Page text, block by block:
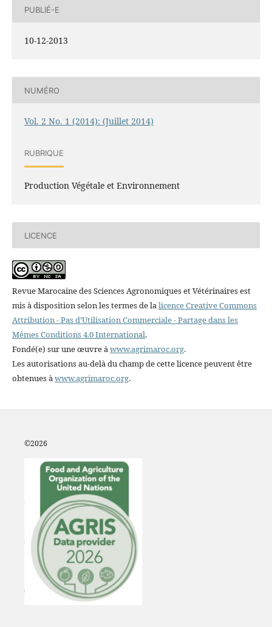
PUBLIÉ-E
10-12-2013
NUMÉRO
Vol. 2 No. 1 (2014): (Juillet 2014)
RUBRIQUE
Production Végétale et Environnement
LICENCE
Revue Marocaine des Sciences Agronomiques et Vétérinaires est
mis à disposition selon les termes de lalicence Creative Commons
Attribution - Pas d’Utilisation Commerciale - Partage dans les
Mêmes Conditions 4.0 International.
Fondé(e) sur une œuvre àwww.agrimaroc.org.
Les autorisations au-delà du champ de cette licence peuvent être
obtenues àwww.agrimaroc.org.
©2026